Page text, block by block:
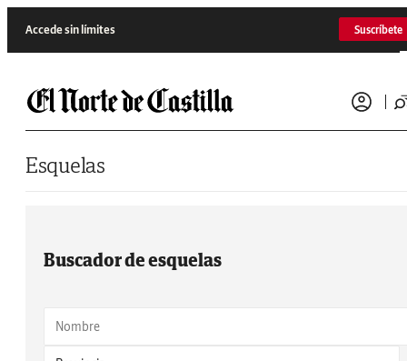
Accede sin límites Suscríbete
Esquelas
Buscador de esquelas